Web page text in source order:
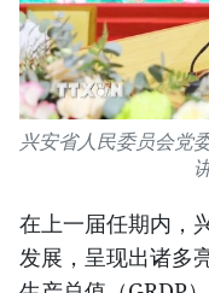
兴安省人民委员会党
在上一届任期内，
发展，呈现出诸多